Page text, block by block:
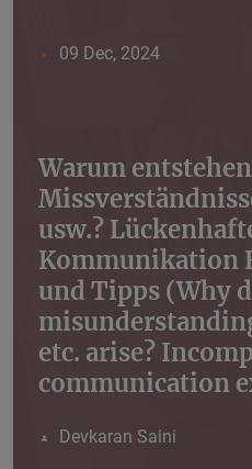
09 Dec, 2024
Warum entstehen
usw.?
Kommunikation
und Tipps (Why
etc. arise?
communication
Devkaran Saini